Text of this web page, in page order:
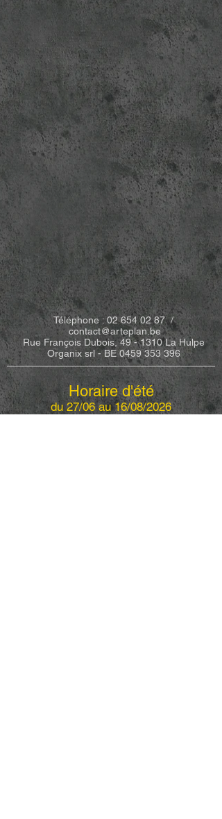
Téléphone: 02 654 02 87/
contact@arteplan.be
Rue François Dubois, 49 - 1310 La Hulpe
Organix srl - BE0459 353 396
​Horaire d'été
du 27/06 au 16/08/2026